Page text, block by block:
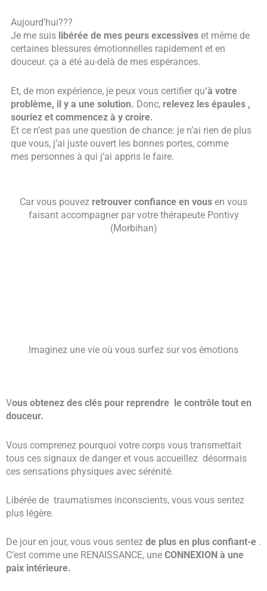
Aujourd’hui???
Je me suis libérée de mes peurs excessives et même de
certaines blessures émotionnelles rapidement et en
douceur. ça a été au-delà de mes espérances.
Et, de mon expérience, je peux vous certifier qu‘à votre
problème, il y a une solution. Donc, relevez les épaules ,
souriez et commencez à y croire.
Et ce n’est pas une question de chance: je n’ai rien de plus
que vous, j’ai juste ouvert les bonnes portes, comme
mes personnes à qui j’ai appris le faire.
Car vous pouvez retrouver confiance en vous en vous
faisant accompagner par votre thérapeute Pontivy
(Morbihan)
Imaginez une vie où vous surfez sur vos émotions
Vous obtenez des clés pour reprendre
le contrôle tout en
douceur.
Vous comprenez pourquoi votre corps vous transmettait
tous ces signaux de danger et vous accueillez désormais
ces sensations physiques avec sérénité.
Libérée de traumatismes inconscients, vous vous sentez
plus légère.
De jour en jour, vous vous sentez de plus en plus confiant-e .
C’est comme une RENAISSANCE, une CONNEXION à une
paix intérieure.